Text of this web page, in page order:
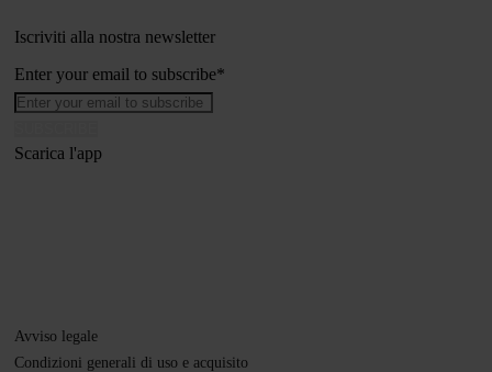
Iscriviti alla nostra newsletter
Enter your email to subscribe*
Scarica l'app
Avviso legale
Condizioni generali di uso e acquisito